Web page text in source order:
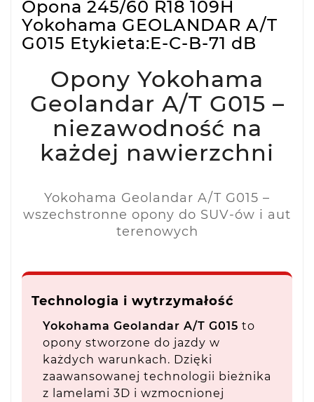
Opona 245/60 R18 109H
Yokohama GEOLANDAR A/T
G015 Etykieta:E-C-B-71 dB
Opony Yokohama
Geolandar A/T G015 –
niezawodność na
każdej nawierzchni
Yokohama Geolandar A/T G015 –
wszechstronne opony do SUV-ów i aut
terenowych
Technologia i wytrzymałość
Yokohama Geolandar A/T G015 to
opony stworzone do jazdy w
każdych warunkach. Dzięki
zaawansowanej technologii bieżnika
z lamelami 3D i wzmocnionej